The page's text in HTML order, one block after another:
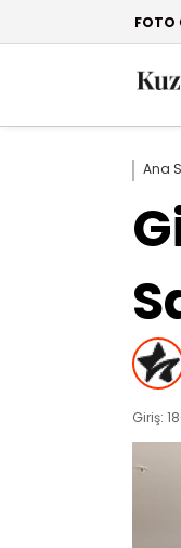
FOTO
Ana
Giriş: